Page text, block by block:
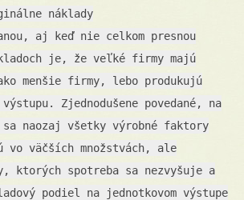
náklady
aj keď nie celkom presnou
je, že veľké firmy majú
menšie firmy, lebo produkujú
Zjednodušene povedané, na
sa naozaj všetky výrobné faktory
vo väčších množstvách, ale
ktorých spotreba sa nezvyšuje a
podiel na jednotkovom výstupe